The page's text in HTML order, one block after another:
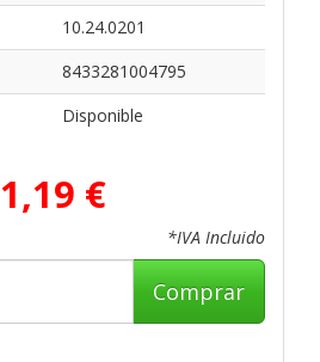
10.24.0201
8433281004795
Disponible
1,19 €
*IVA Incluido
Comprar